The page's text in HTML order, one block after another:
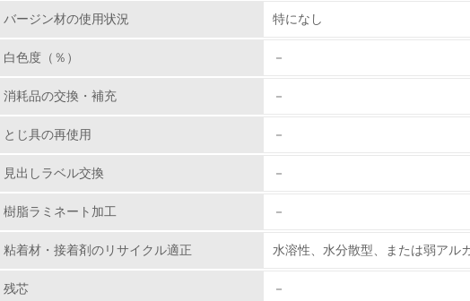
8. 第三者認証を取得している
バージン材の使用状況 特になし
白色度（％） －
消耗品の交換・補充 －
とじ具の再使用 －
見出しラベル交換 －
樹脂ラミネート加工 －
粘着材・接着剤のリサイクル適正 水溶性、水分散型、または弱アル
残芯 －